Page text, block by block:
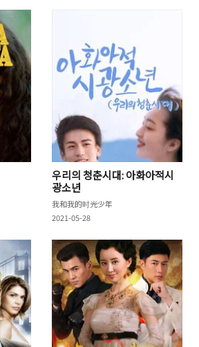
우리의 청춘시대: 아화아적시
광소년
我和我的时光少年
2021-05-28